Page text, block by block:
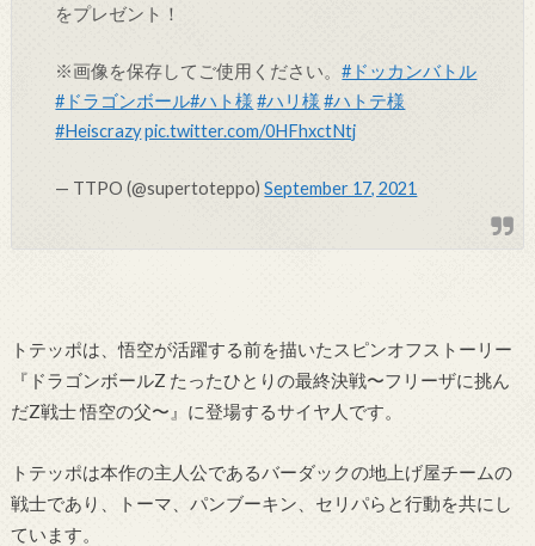
をプレゼント！
※画像を保存してご使用ください。#ドッカンバトル
#ドラゴンボール#ハト様 #ハリ様 #ハトテ様
#Heiscrazypic.twitter.com/0HFhxctNtj
— TTPO (@supertoteppo)September 17, 2021
トテッポは、悟空が活躍する前を描いたスピンオフストーリー
『ドラゴンボールZ たったひとりの最終決戦〜フリーザに挑ん
だZ戦士 悟空の父〜』に登場するサイヤ人です。
トテッポは本作の主人公であるバーダックの地上げ屋チームの
戦士であり、トーマ、パンブーキン、セリパらと行動を共にし
ています。